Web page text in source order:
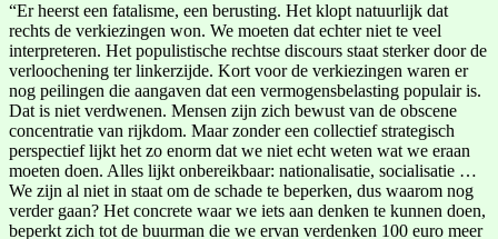
“Er heerst een fatalisme, een berusting. Het klopt natuurlijk dat
rechts de verkiezingen won. We moeten dat echter niet te veel
interpreteren. Het populistische rechtse discours staat sterker door de
verloochening ter linkerzijde. Kort voor de verkiezingen waren er
nog peilingen die aangaven dat een vermogensbelasting populair is.
Dat is niet verdwenen. Mensen zijn zich bewust van de obscene
concentratie van rijkdom. Maar zonder een collectief strategisch
perspectief lijkt het zo enorm dat we niet echt weten wat we eraan
moeten doen. Alles lijkt onbereikbaar: nationalisatie, socialisatie …
We zijn al niet in staat om de schade te beperken, dus waarom nog
verder gaan? Het concrete waar we iets aan denken te kunnen doen,
beperkt zich tot de buurman die we ervan verdenken 100 euro meer